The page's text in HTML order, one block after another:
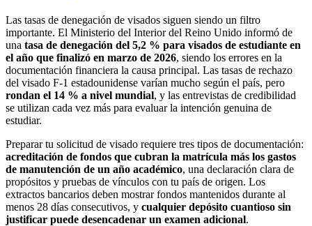
Las tasas de denegación de visados siguen siendo un filtro
importante. El Ministerio del Interior del Reino Unido informó de
una tasa de denegación del 5,2 % para visados de estudiante en
el año que finalizó en marzo de 2026, siendo los errores en la
documentación financiera la causa principal. Las tasas de rechazo
del visado F-1 estadounidense varían mucho según el país, pero
rondan el 14 % a nivel mundial, y las entrevistas de credibilidad
se utilizan cada vez más para evaluar la intención genuina de
estudiar.
Preparar tu solicitud de visado requiere tres tipos de documentación:
acreditación de fondos que cubran la matrícula más los gastos
de manutención de un año académico, una declaración clara de
propósitos y pruebas de vínculos con tu país de origen. Los
extractos bancarios deben mostrar fondos mantenidos durante al
menos 28 días consecutivos, y cualquier depósito cuantioso sin
justificar puede desencadenar un examen adicional.